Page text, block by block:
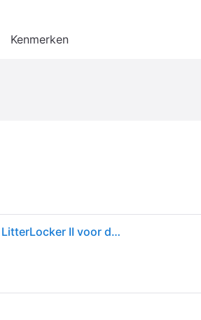
Kenmerken
LitterLocker ronde eenheid navulling voor LitterLocker II voor de kat